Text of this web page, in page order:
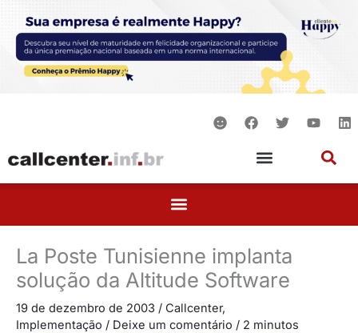
conteúdo
S
m
F
a
e
b
o
T
w
e
Y
o
b
L
i
d
La Poste Tunisienne implanta
solução da Altitude Software
19 de dezembro de 2003 / Callcenter,
Implementação / Deixe um comentário / 2 minutos